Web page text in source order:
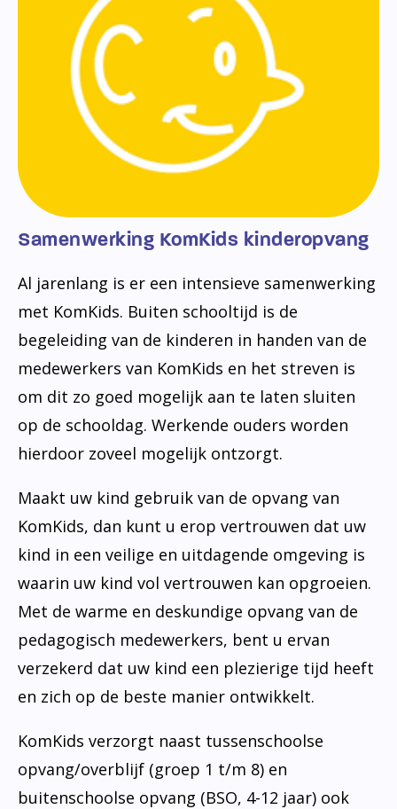
Cultuureducatie
Rijke leeromgeving
Voortgezet Onderwijs
Zorgbeleidsplan
Dyslexie
Jeugdverpleegkundige
Logopedie
Transparantie
Bibliotheek op school
Verlof
Samenwerking KomKids kinderopvang
Al jarenlang is er een intensieve samenwerking
met KomKids. Buiten schooltijd is de
begeleiding van de kinderen in handen van de
medewerkers van KomKids en het streven is
om dit zo goed mogelijk aan te laten sluiten
op de schooldag. Werkende ouders worden
hierdoor zoveel mogelijk ontzorgt.
Maakt uw kind gebruik van de opvang van
KomKids, dan kunt u erop vertrouwen dat uw
kind in een veilige en uitdagende omgeving is
waarin uw kind vol vertrouwen kan opgroeien.
Met de warme en deskundige opvang van de
pedagogisch medewerkers, bent u ervan
verzekerd dat uw kind een plezierige tijd heeft
en zich op de beste manier ontwikkelt.
KomKids verzorgt naast tussenschoolse
opvang/overblijf (groep 1 t/m 8) en
buitenschoolse opvang (BSO, 4-12 jaar) ook